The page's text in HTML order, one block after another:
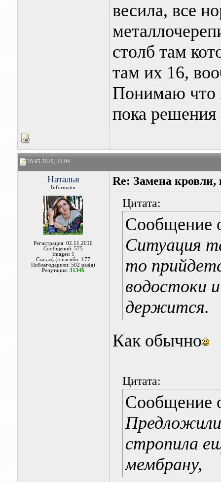
весила, все
столб там
там их 16,
Понимаю что
пока
28.05.2019, 11:04
Наталья
Informator
Регистрация: 02.11.2010
Сообщений: 575
Images: 1
Сказал(а) спасибо: 177
Поблагодарили: 502 раз(а)
Репутация:31346
Re: Замена кровли,
Цитата:
Сообщение
Ситуация
то
водостоки
держится.
Как обычно
Цитата:
Сообщение
стропила
мембрану,